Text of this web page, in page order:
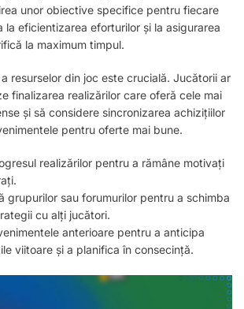
unor obiective specifice pentru fiecare
la eficientizarea eforturilor și la asigurarea
la maximum timpul.
resurselor din joc este crucială. Jucătorii ar
finalizarea realizărilor care oferă cele mai
și să considere sincronizarea achizițiilor
pentru oferte mai bune.
realizărilor pentru a rămâne motivați
grupurilor sau forumurilor pentru a schimba
cu alți jucători.
anterioare pentru a anticipa
viitoare și a planifica în consecință.